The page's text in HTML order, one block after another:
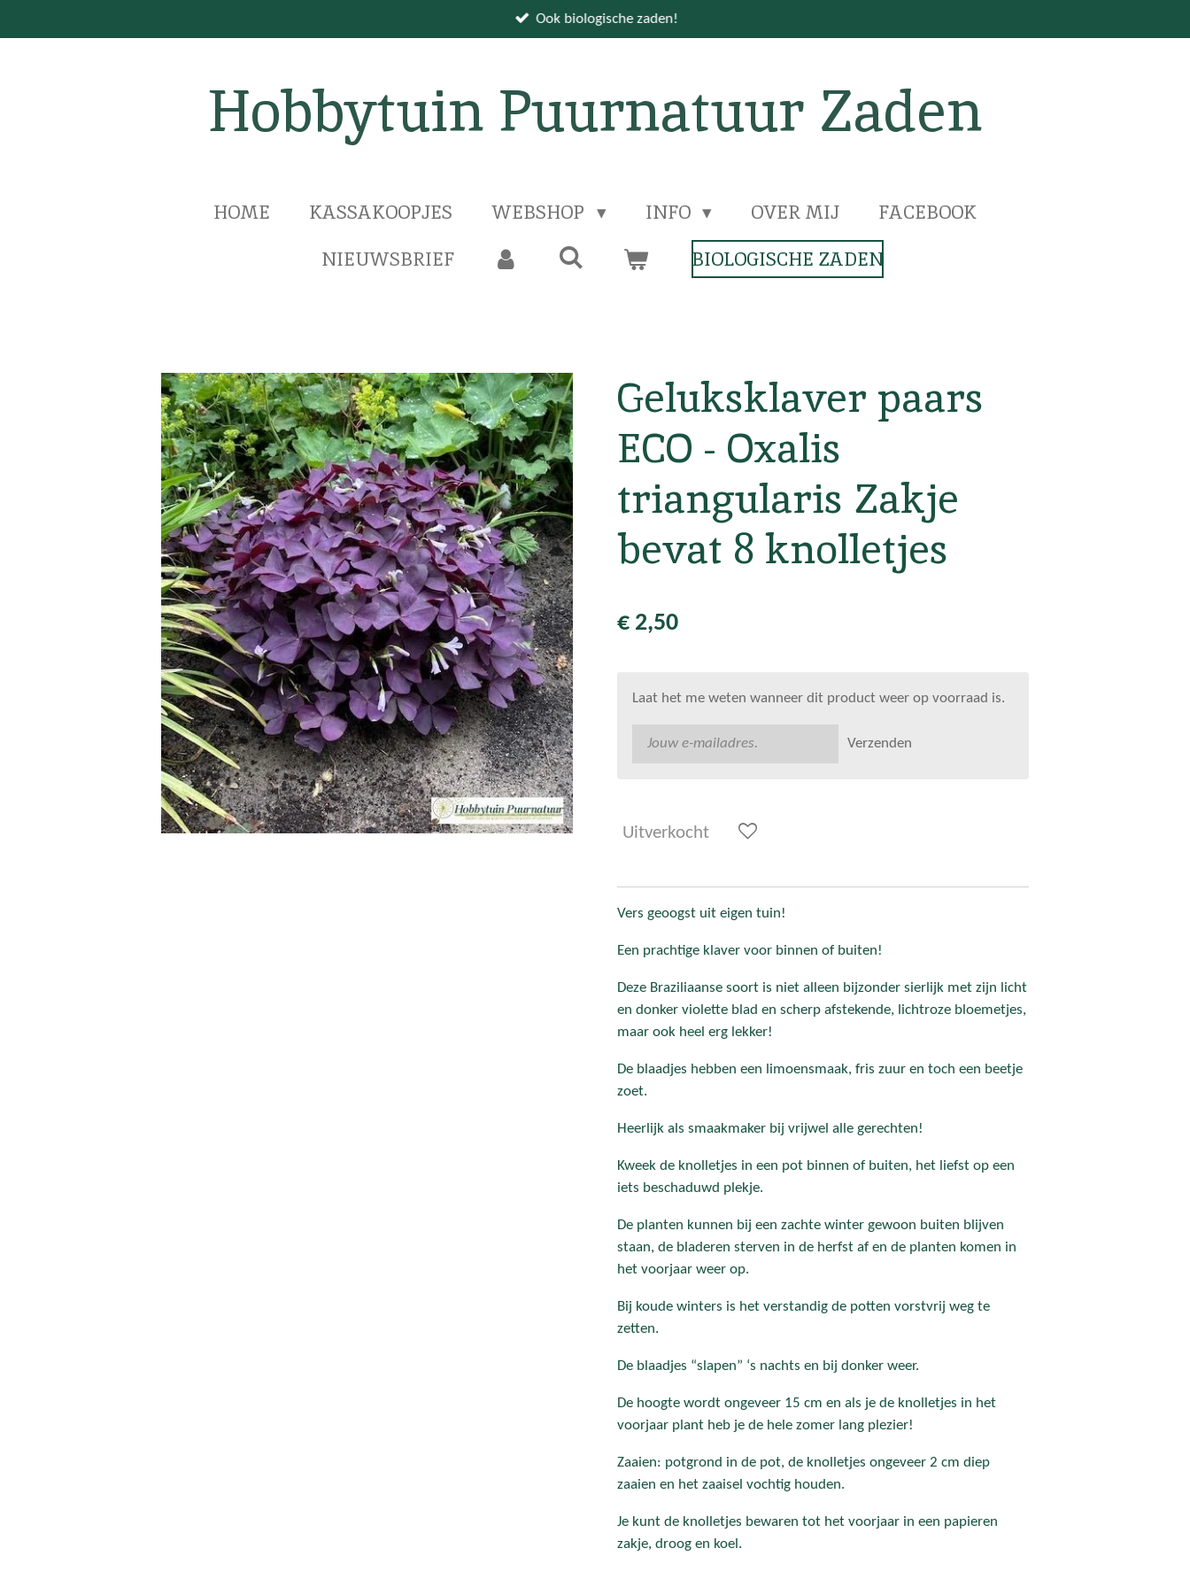
direct
Ook biologische zaden!
Hobbytuin Puurnatuur Zaden
HOME KASSAKOOPJES WEBSHOP INFO OVER MIJ
FACEBOOK
NIEUWSBRIEF
BIOLOGISCHE ZADEN
Geluksklaver paars
ECO - Oxalis
triangularis Zakje
bevat 8 knolletjes
€ 2,50
Laat het me weten wanneer dit product weer op voorraad is.
Verzenden
Uitverkocht
Vers geoogst uit eigen tuin!
Een prachtige klaver voor binnen of buiten!
Deze Braziliaanse soort is niet alleen bijzonder sierlijk met zijn licht
en donker violette blad en scherp afstekende, lichtroze bloemetjes,
maar ook heel erg lekker!
De blaadjes hebben een limoensmaak, fris zuur en toch een beetje
zoet.
Heerlijk als smaakmaker bij vrijwel alle gerechten!
Kweek de knolletjes in een pot binnen of buiten, het liefst op een
iets beschaduwd plekje.
De planten kunnen bij een zachte winter gewoon buiten blijven
staan, de bladeren sterven in de herfst af en de planten komen in
het voorjaar weer op.
Bij koude winters is het verstandig de potten vorstvrij weg te
zetten.
De blaadjes “slapen” ‘s nachts en bij donker weer.
De hoogte wordt ongeveer 15 cm en als je de knolletjes in het
voorjaar plant heb je de hele zomer lang plezier!
Zaaien: potgrond in de pot, de knolletjes ongeveer 2 cm diep
zaaien en het zaaisel vochtig houden.
Je kunt de knolletjes bewaren tot het voorjaar in een papieren
zakje, droog en koel.